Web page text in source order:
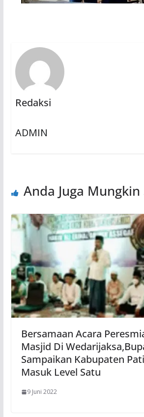
Redaksi
ADMIN
Anda Juga Mungkin
Bersamaan Acara
Masjid Di
Sampaikan Kabupaten
Masuk Level Satu
9 Juni 2022